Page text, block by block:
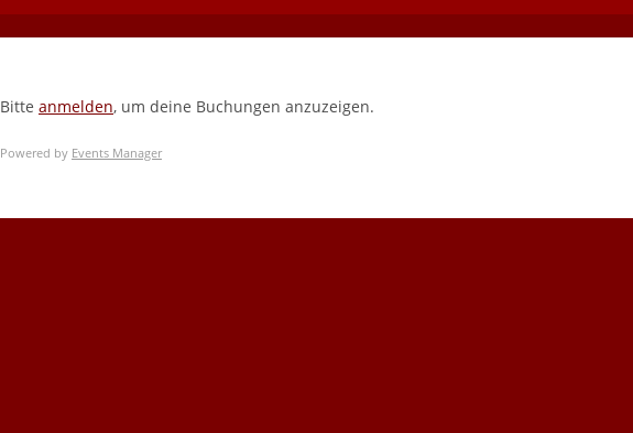
SUCHE
Bitte anmelden, um deine Buchungen anzuzeigen.
Powered by Events Manager